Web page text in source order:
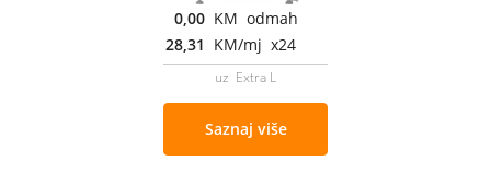
0,00 KM odmah
28,31 KM/mj x24
uz Extra L
Saznaj više